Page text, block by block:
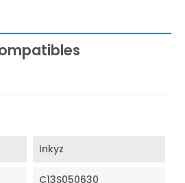
Inkyz
C13S050630